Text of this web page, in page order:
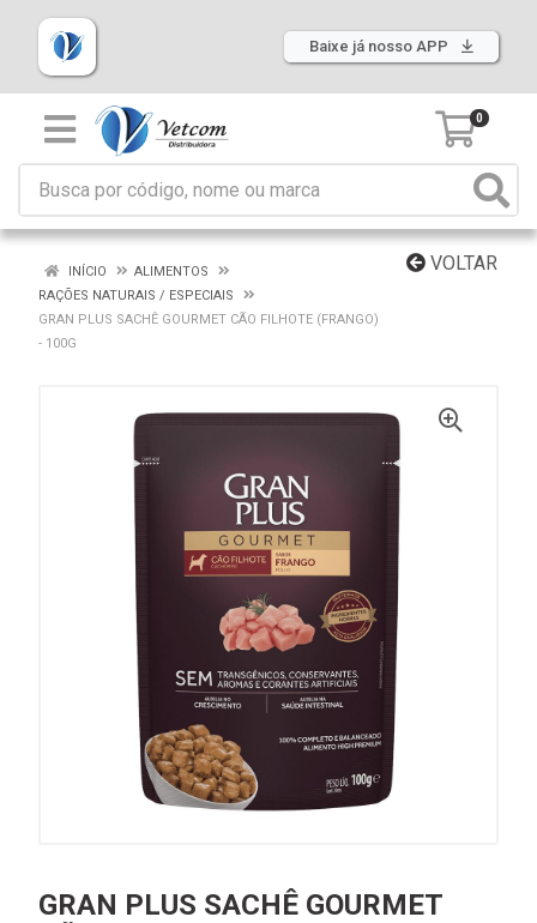
Baixe já nosso APP
0
VOLTAR
INÍCIO
ALIMENTOS
RAÇÕES NATURAIS / ESPECIAIS
GRAN PLUS SACHÊ GOURMET CÃO FILHOTE (FRANGO)
- 100G
GRAN PLUS SACHÊ GOURMET